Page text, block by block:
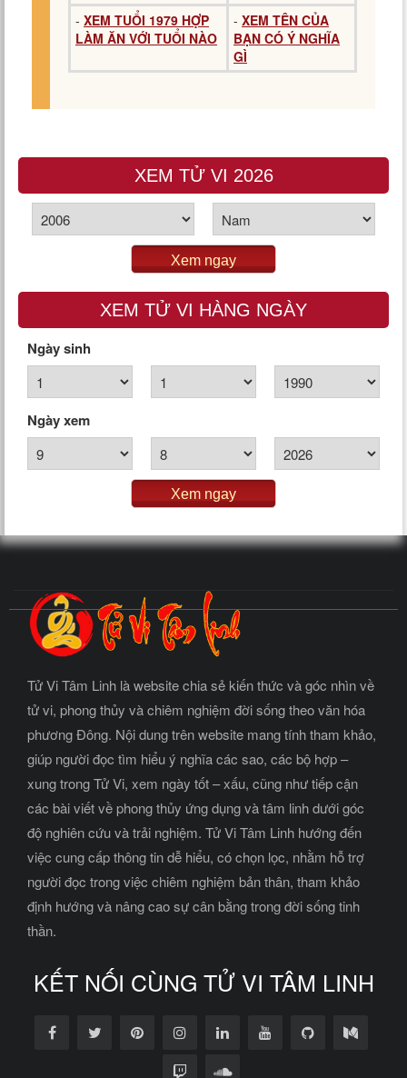
- XEM TUỔI 1979 HỢP
LÀM ĂN VỚI TUỔI NÀO
- XEM TÊN CỦA
BẠN CÓ Ý NGHĨA
GÌ
XEM TỬ VI 2026
Xem ngay
XEM TỬ VI HÀNG NGÀY
Ngày sinh
Ngày xem
Xem ngay
Tử Vi Tâm Linh là website chia sẻ kiến thức và góc nhìn về
tử vi, phong thủy và chiêm nghiệm đời sống theo văn hóa
phương Đông. Nội dung trên website mang tính tham khảo,
giúp người đọc tìm hiểu ý nghĩa các sao, các bộ hợp –
xung trong Tử Vi, xem ngày tốt – xấu, cũng như tiếp cận
các bài viết về phong thủy ứng dụng và tâm linh dưới góc
độ nghiên cứu và trải nghiệm. Tử Vi Tâm Linh hướng đến
việc cung cấp thông tin dễ hiểu, có chọn lọc, nhằm hỗ trợ
người đọc trong việc chiêm nghiệm bản thân, tham khảo
định hướng và nâng cao sự cân bằng trong đời sống tinh
thần.
KẾT NỐI CÙNG TỬ VI TÂM LINH